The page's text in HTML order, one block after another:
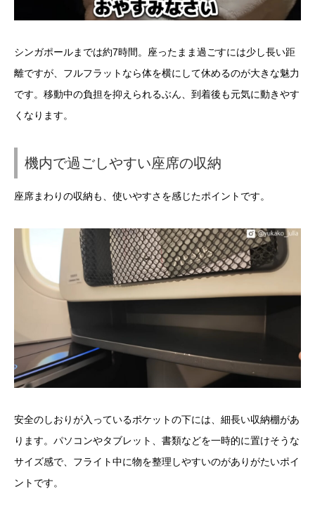
シンガポールまでは約7時間。座ったまま過ごすには少し長い距
離ですが、フルフラットなら体を横にして休めるのが大きな魅力
です。移動中の負担を抑えられるぶん、到着後も元気に動きやす
くなります。
機内で過ごしやすい座席の収納
座席まわりの収納も、使いやすさを感じたポイントです。
安全のしおりが入っているポケットの下には、細長い収納棚があ
ります。パソコンやタブレット、書類などを一時的に置けそうな
サイズ感で、フライト中に物を整理しやすいのがありがたいポイ
ントです。